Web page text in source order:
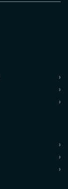
›
›
›
›
›
›